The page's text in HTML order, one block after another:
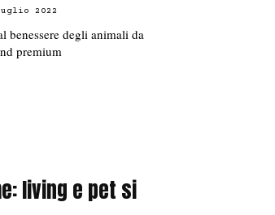
2022
benessere degli animali da
premium
living e pet si